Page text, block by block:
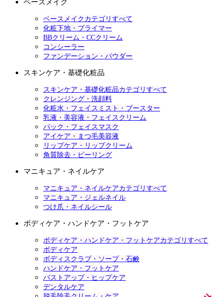
ベースメイク
ベースメイクカテゴリすべて
化粧下地・プライマー
BBクリーム・CCクリーム
コンシーラー
ファンデーション・パウダー
スキンケア・基礎化粧品
スキンケア・基礎化粧品カテゴリすべて
クレンジング・洗顔料
化粧水・フェイスミスト・ブースター
乳液・美容液・フェイスクリーム
パック・フェイスマスク
アイケア・まつ毛美容液
リップケア・リップクリーム
角質除去・ピーリング
マニキュア・ネイルケア
マニキュア・ネイルケアカテゴリすべて
マニキュア・ジェルネイル
つけ爪・ネイルシール
ボディケア・ハンドケア・フットケア
ボディケア・ハンドケア・フットケアカテゴリすべて
ボディケア
ボディスクラブ・ソープ・石鹸
ハンドケア・フットケア
バストアップ・ヒップケア
デンタルケア